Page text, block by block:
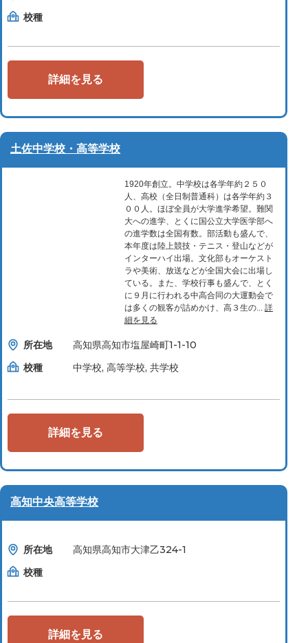
校種
詳細を見る
土佐中学校・高等学校
1920年創立。中学校は各学年約２５０
人、高校（全日制普通科）は各学年約３
００人。ほぼ全員が大学進学希望。難関
大への進学、とくに国公立大学医学部へ
の進学数は全国有数。部活動も盛んで、
本年度は陸上競技・テニス・登山などが
インターハイ出場。文化部もオーケスト
ラや美術、放送などが全国大会に出場し
ている。また、学校行事も盛んで、とく
に９月に行われる中高合同の大運動会で
は多くの観客が詰めかけ、高３生の... 詳
細を見る
所在地
高知県高知市塩屋崎町1-1-10
校種
中学校, 高等学校, 共学校
詳細を見る
高知中央高等学校
所在地
高知県高知市大津乙324-1
校種
詳細を見る